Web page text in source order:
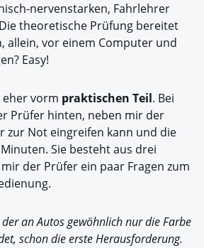
nervenstarken, Fahrlehrer
theoretische Prüfung bereitet
allein, vor einem Computer und
Easy!
vorm praktischen Teil. Bei
Prüfer hinten, neben mir der
zur Not eingreifen kann und die
Sie besteht aus drei
der Prüfer ein paar Fragen zum
an Autos gewöhnlich nur die Farbe
schon die erste Herausforderung.